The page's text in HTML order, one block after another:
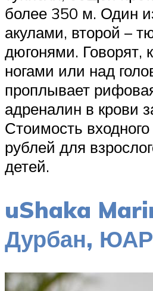
более 350 м. Один
акулами, второй –
дюгонями. Говорят,
ногами или над
проплывает
адреналин в крови
Стоимость
рублей для
детей.
uShaka
Дурбан, ЮАР